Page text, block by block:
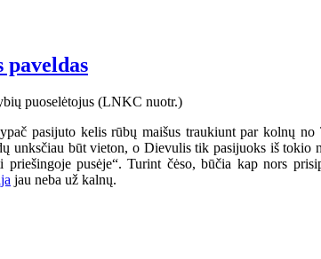
paveldas
pasijuto kelis rūbų maišus traukiunt par kolnų
unksčiau būt vieton, o Dievulis tik pasijuoks iš tokio
priešingoje pusėje“. Turint čėso, būčia kap nors
jau neba už kalnų.